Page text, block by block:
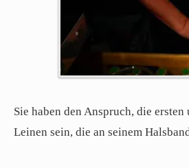
Sie haben den Anspruch, die
Leinen sein, die an seinem